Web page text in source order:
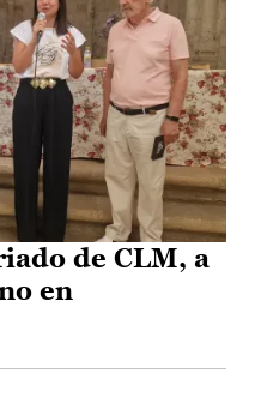
de CLM, a
en